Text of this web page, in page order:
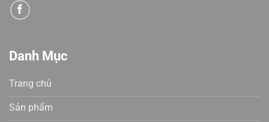
Danh Mục
Trang chủ
Sản phẩm